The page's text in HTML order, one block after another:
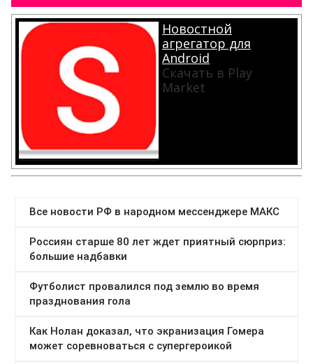
Новостной
агрегатор для
Android
Скачать в Play
Market